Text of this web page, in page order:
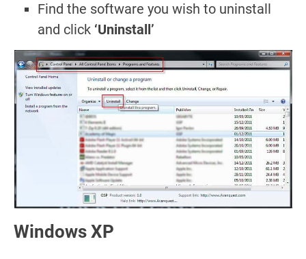
Find the software you wish to uninstall
and click ‘Uninstall’
Windows XP